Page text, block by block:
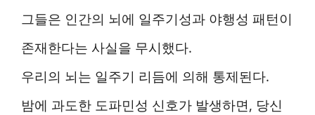
그들은 인간의 뇌에 일주기성과 야행성 패턴이
존재한다는 사실을 무시했다.
우리의 뇌는 일주기 리듬에 의해 통제된다.
밤에 과도한 도파민성 신호가 발생하면, 당신